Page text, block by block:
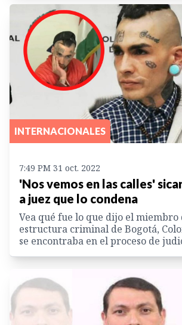
INTERNACIONALES
7:49 PM 31 oct. 2022
'Nos vemos en las calles'
a juez que lo condena
Vea qué fue lo que dijo el miembro
estructura criminal de Bogotá,
se encontraba en el proceso de